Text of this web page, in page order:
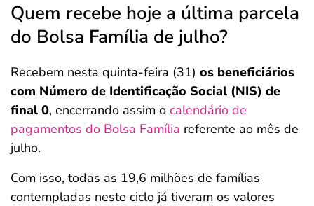
Quem recebe hoje a última parcela
do Bolsa Família de julho?
Recebem nesta quinta-feira (31) os beneficiários
com Número de Identificação Social (NIS) de
final 0, encerrando assim o calendário de
pagamentos do Bolsa Família referente ao mês de
julho.
Com isso, todas as 19,6 milhões de famílias
contempladas neste ciclo já tiveram os valores